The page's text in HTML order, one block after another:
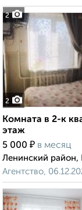
2
2
Комната в 2-к
этаж
5 000 ₽ в месяц
Ленинский район,
Агентство,